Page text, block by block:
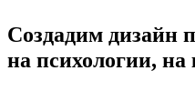
Создадим дизайн
на психологии, на